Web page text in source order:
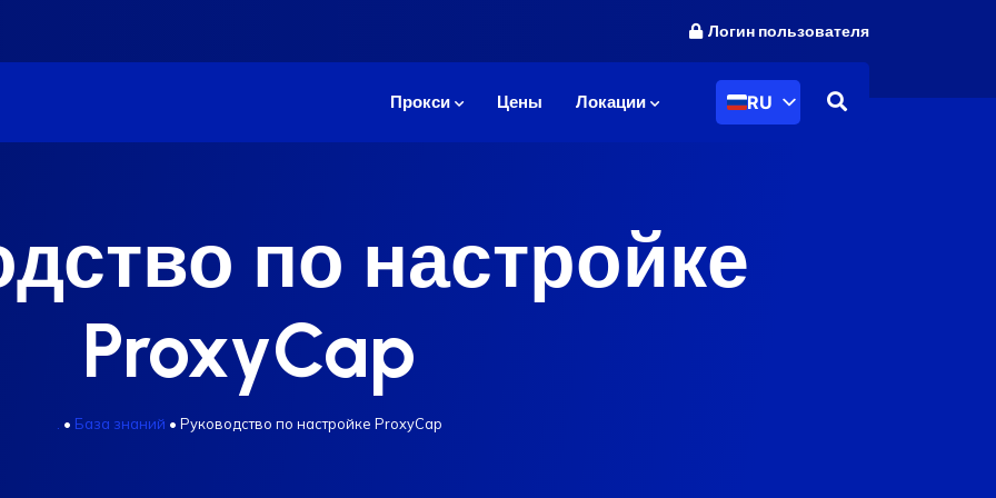
Логин пользователя
Прокси Цены Локации RU
по настройке
ProxyCap
• База знаний • Руководство по настройке ProxyCap